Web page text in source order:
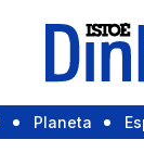
Planeta